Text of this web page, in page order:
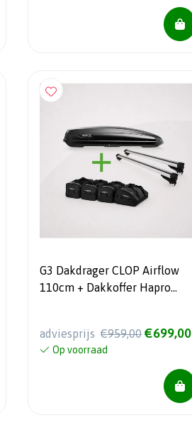
G3 Dakdrager CLOP Airflow
110cm + Dakkoffer Hapro
DEAL!!
adviesprijs €959,00 €699,00
Op voorraad